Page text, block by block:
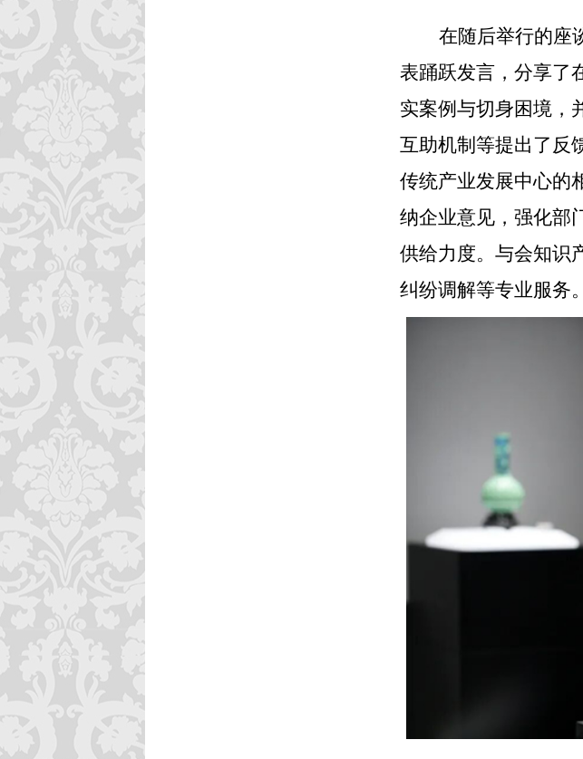
在随后举行的座
表踊跃发言，分享了
实案例与切身困境，
互助机制等提出了反
传统产业发展中心的
纳企业意见，强化部
供给力度。与会知识
纠纷调解等专业服务。